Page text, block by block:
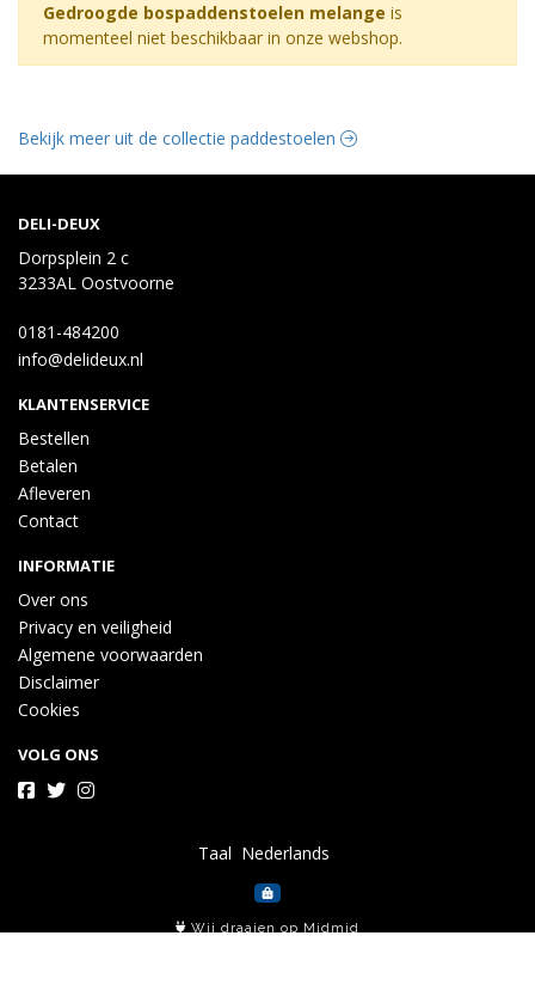
Gedroogde bospaddenstoelen melange is
momenteel niet beschikbaar in onze webshop.
Bekijk meer uit de collectie paddestoelen
DELI-DEUX
Dorpsplein 2 c
3233AL Oostvoorne
0181-484200
info@delideux.nl
KLANTENSERVICE
Bestellen
Betalen
Afleveren
Contact
INFORMATIE
Over ons
Privacy en veiligheid
Algemene voorwaarden
Disclaimer
Cookies
VOLG ONS
Taal
Wij draaien op Midmid